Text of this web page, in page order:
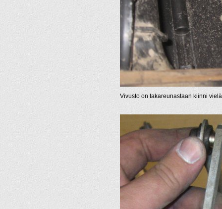
Vivusto on takareunastaan kiinni